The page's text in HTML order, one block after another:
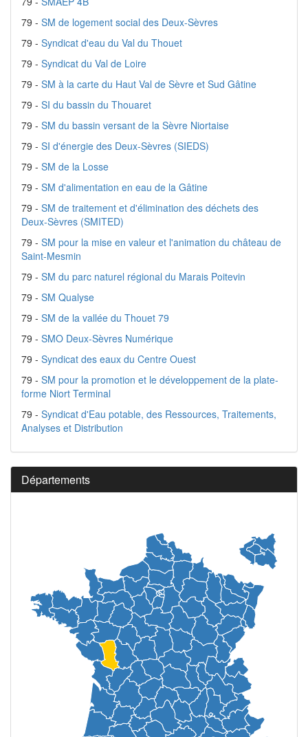
79 - SM de logement social des Deux-Sèvres
79 - Syndicat d'eau du Val du Thouet
79 - Syndicat du Val de Loire
79 - SM à la carte du Haut Val de Sèvre et Sud Gâtine
79 - SI du bassin du Thouaret
79 - SM du bassin versant de la Sèvre Niortaise
79 - SI d'énergie des Deux-Sèvres (SIEDS)
79 - SM de la Losse
79 - SM d'alimentation en eau de la Gâtine
79 - SM de traitement et d'élimination des déchets des
Deux-Sèvres (SMITED)
79 - SM pour la mise en valeur et l'animation du château de
Saint-Mesmin
79 - SM du parc naturel régional du Marais Poitevin
79 - SM Qualyse
79 - SM de la vallée du Thouet 79
79 - SMO Deux-Sèvres Numérique
79 - Syndicat des eaux du Centre Ouest
79 - SM pour la promotion et le développement de la plate-
forme Niort Terminal
79 - Syndicat d'Eau potable, des Ressources, Traitements,
Analyses et Distribution
Départements